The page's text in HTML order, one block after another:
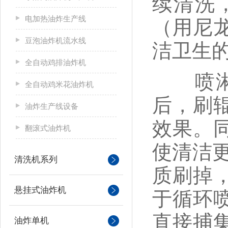
电加热油炸生产线
豆泡油炸机流水线
全自动鸡排油炸机
全自动鸡米花油炸机
油炸生产线设备
翻滚式油炸机
清洗机系列
悬挂式油炸机
油炸单机
（用
洁卫生
喷淋
后，刷
效果。
使清洁
质刷掉
于循环
直接捕